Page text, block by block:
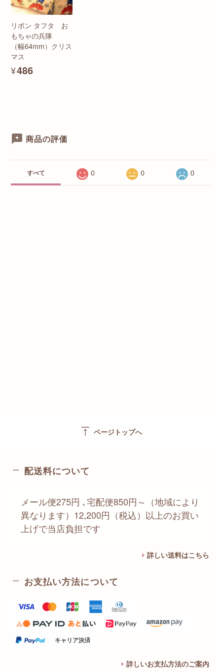
リボン タフタ お
もちゃの兵隊
（幅64mm）クリス
マス
¥486
商品の評価
すべて 0 0 0
vertical_align_top ページトップへ
配送料について
メール便275円 ､宅配便850円～（地域により
異なります）12,200円（税込）以上のお買い
上げで当店負担です
詳しい送料はこちら
お支払い方法について
キャリア決済
詳しいお支払方法のご案内